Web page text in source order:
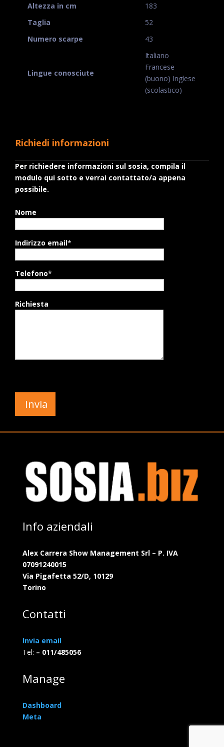
Altezza in cm
183
Taglia
52
Numero scarpe
43
Lingue conosciute
Italiano
Francese
(buono) Inglese
(scolastico)
Richiedi informazioni
Per richiedere informazioni sul sosia, compila il
modulo qui sotto e verrai contattato/a appena
possibile.
Nome
Indirizzo email*
Telefono*
Richiesta
Info aziendali
Alex Carrera Show Management Srl – P. IVA
07091240015
Via Pigafetta 52/D, 10129
Torino
Contatti
Invia email
Tel: – 011/485056
Manage
Dashboard
Meta